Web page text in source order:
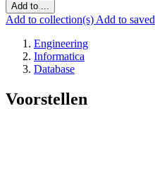
Add to ...
Add to collection(s) Add to saved
Engineering
Informatica
Database
Voorstellen